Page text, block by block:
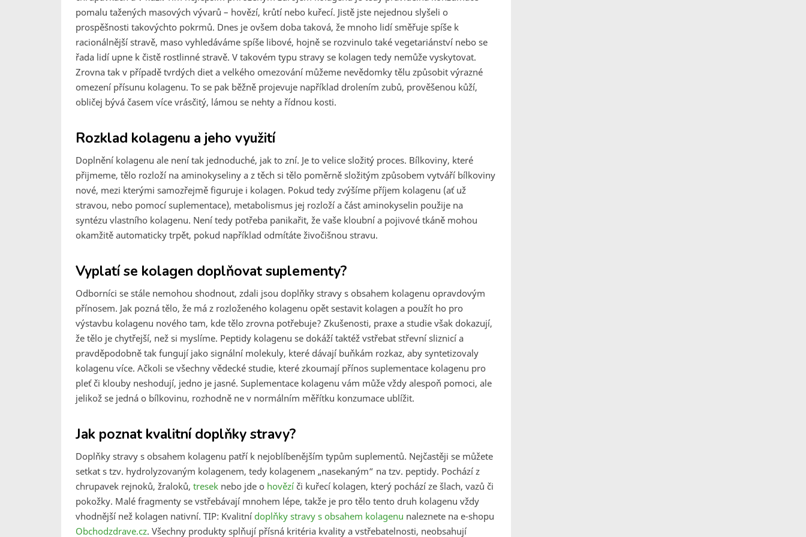
pomalu tažených masových vývarů – hovězí, krůtí nebo kuřecí. Jistě jste nejednou slyšeli o
prospěšnosti takovýchto pokrmů. Dnes je ovšem doba taková, že mnoho lidí směřuje spíše k
racionálnější stravě, maso vyhledáváme spíše libové, hojně se rozvinulo také vegetariánství nebo se
řada lidí upne k čistě rostlinné stravě. V takovém typu stravy se kolagen tedy nemůže vyskytovat.
Zrovna tak v případě tvrdých diet a velkého omezování můžeme nevědomky tělu způsobit výrazné
omezení přísunu kolagenu. To se pak běžně projevuje například drolením zubů, prověšenou kůží,
obličej bývá časem více vrásčitý, lámou se nehty a řídnou kosti.
Rozklad kolagenu a jeho využití
Doplnění kolagenu ale není tak jednoduché, jak to zní. Je to velice složitý proces. Bílkoviny, které
přijmeme, tělo rozloží na aminokyseliny a z těch si tělo poměrně složitým způsobem vytváří bílkoviny
nové, mezi kterými samozřejmě figuruje i kolagen. Pokud tedy zvýšíme příjem kolagenu (ať už
stravou, nebo pomocí suplementace), metabolismus jej rozloží a část aminokyselin použije na
syntézu vlastního kolagenu. Není tedy potřeba panikařit, že vaše kloubní a pojivové tkáně mohou
okamžitě automaticky trpět, pokud například odmítáte živočišnou stravu.
Vyplatí se kolagen doplňovat suplementy?
Odborníci se stále nemohou shodnout, zdali jsou doplňky stravy s obsahem kolagenu opravdovým
přínosem. Jak pozná tělo, že má z rozloženého kolagenu opět sestavit kolagen a použít ho pro
výstavbu kolagenu nového tam, kde tělo zrovna potřebuje? Zkušenosti, praxe a studie však dokazují,
že tělo je chytřejší, než si myslíme. Peptidy kolagenu se dokáží taktéž vstřebat střevní sliznicí a
pravděpodobně tak fungují jako signální molekuly, které dávají buňkám rozkaz, aby syntetizovaly
kolagenu více. Ačkoli se všechny vědecké studie, které zkoumají přínos suplementace kolagenu pro
pleť či klouby neshodují, jedno je jasné. Suplementace kolagenu vám může vždy alespoň pomoci, ale
jelikož se jedná o bílkovinu, rozhodně ne v normálním měřítku konzumace ublížit.
Jak poznat kvalitní doplňky stravy?
Doplňky stravy s obsahem kolagenu patří k nejoblíbenějším typům suplementů. Nejčastěji se můžete
setkat s tzv. hydrolyzovaným kolagenem, tedy kolagenem „nasekaným“ na tzv. peptidy. Pochází z
chrupavek rejnoků, žraloků, tresek nebo jde o hovězí či kuřecí kolagen, který pochází ze šlach, vazů či
pokožky. Malé fragmenty se vstřebávají mnohem lépe, takže je pro tělo tento druh kolagenu vždy
vhodnější než kolagen nativní. TIP: Kvalitní doplňky stravy s obsahem kolagenu naleznete na e-shopu
Obchodzdrave.cz. Všechny produkty splňují přísná kritéria kvality a vstřebatelnosti, neobsahují